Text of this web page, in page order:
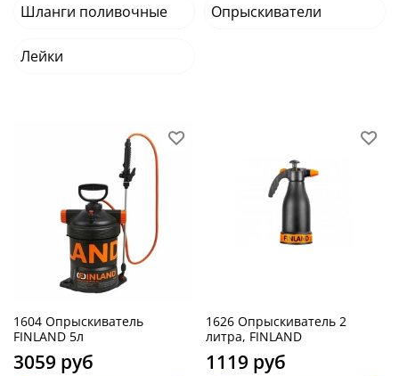
Шланги поливочные Опрыскиватели
Лейки
1604 Опрыскиватель
FINLAND 5л
3059 руб
1626 Опрыскиватель 2
литра, FINLAND
1119 руб